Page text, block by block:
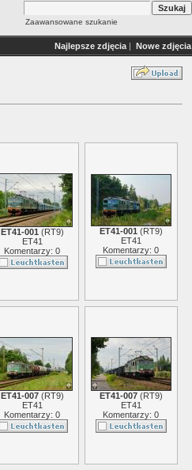
Zaawansowane szukanie
Najlepsze zdjęcia| Nowe zdjęcia
ET41-001 (RT9)
ET41
Komentarzy: 0
ET41-001 (RT9)
ET41
Komentarzy: 0
ET41-007(RT9)
ET41
Komentarzy: 0
ET41-007(RT9)
ET41
Komentarzy: 0